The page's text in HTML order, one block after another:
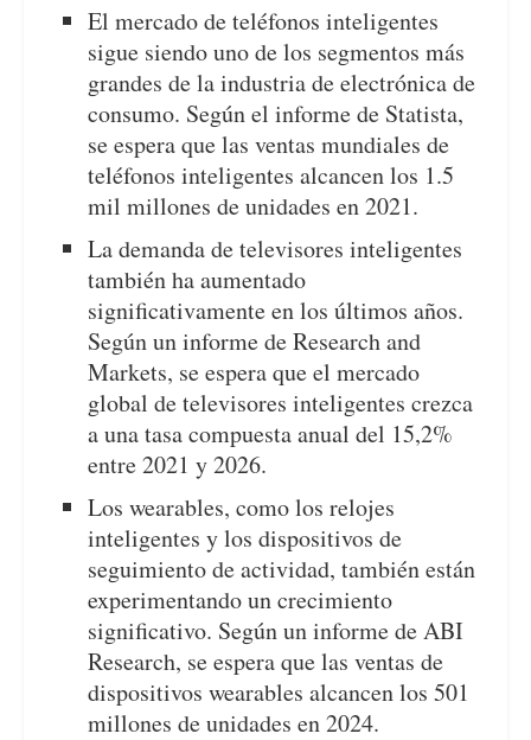
El mercado de teléfonos inteligentes
sigue siendo uno de los segmentos más
grandes de la industria de electrónica de
consumo. Según el informe de Statista,
se espera que las ventas mundiales de
teléfonos inteligentes alcancen los 1.5
mil millones de unidades en 2021.
La demanda de televisores inteligentes
también ha aumentado
significativamente en los últimos años.
Según un informe de Research and
Markets, se espera que el mercado
global de televisores inteligentes crezca
a una tasa compuesta anual del 15,2%
entre 2021 y 2026.
Los wearables, como los relojes
inteligentes y los dispositivos de
seguimiento de actividad, también están
experimentando un crecimiento
significativo. Según un informe de ABI
Research, se espera que las ventas de
dispositivos wearables alcancen los 501
millones de unidades en 2024.